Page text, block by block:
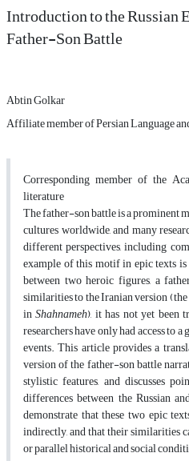
Introduction to the Russian
Father-Son Battle
Abtin Golkar
Affiliate member of Persian Language
Corresponding member of the
literature
The father-son battle is a prominent
cultures worldwide, and many
different perspectives, including
example of this motif in epic texts
between two heroic figures, a
similarities to the Iranian version
inShahnameh), it has not yet been
researchers have only had access to
events. This article provides a
version of the father-son battle
stylistic features, and discusses
differences between the Russian
demonstrate that these two epic
indirectly, and that their similarities
or parallel historical and social